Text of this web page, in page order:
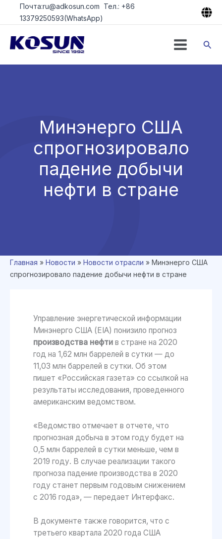
ПерейтиПочта:ru@adkosun.com Тел.: +86
13379250593(WhatsApp)
Минэнерго США
спрогнозировало
падение добычи
нефти в стране
Главная » Новости » Новости отрасли » Минэнерго США
спрогнозировало падение добычи нефти в стране
Управление энергетической информации
Минэнерго США (EIA) понизило прогноз
производства нефтив стране на 2020
год на 1,62 млн баррелей в сутки — до
11,03 млн баррелей в сутки. Об этом
пишет «Российская газета» со ссылкой на
результаты исследования, проведенного
американским ведомством.
«Ведомство отмечает в отчете, что
прогнозная добыча в этом году будет на
0,5 млн баррелей в сутки меньше, чем в
2019 году. В случае реализации такого
прогноза падение производства в 2020
году станет первым годовым снижением
с 2016 года», — передает Интерфакс.
В документе также говорится, что с
третьего квартала 2020 года США